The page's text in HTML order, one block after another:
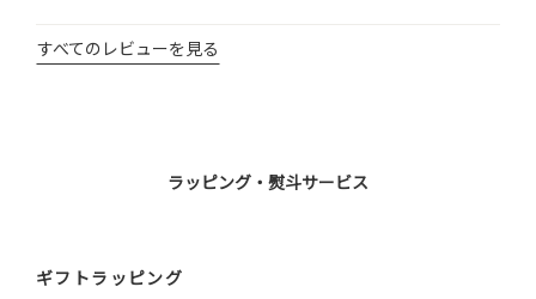
すべてのレビューを見る
ラッピング・熨斗サービス
ギフトラッピング